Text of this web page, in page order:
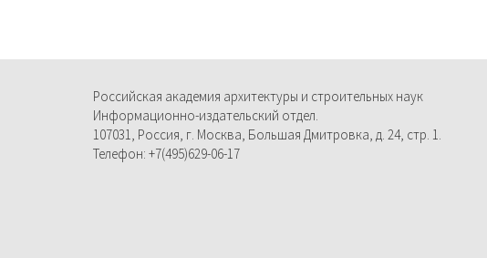
Российская академия архитектуры и строительных наук
Информационно-издательский отдел.
107031, Россия, г. Москва, Большая Дмитровка, д. 24, стр. 1.
Телефон: +7(495)629-06-17